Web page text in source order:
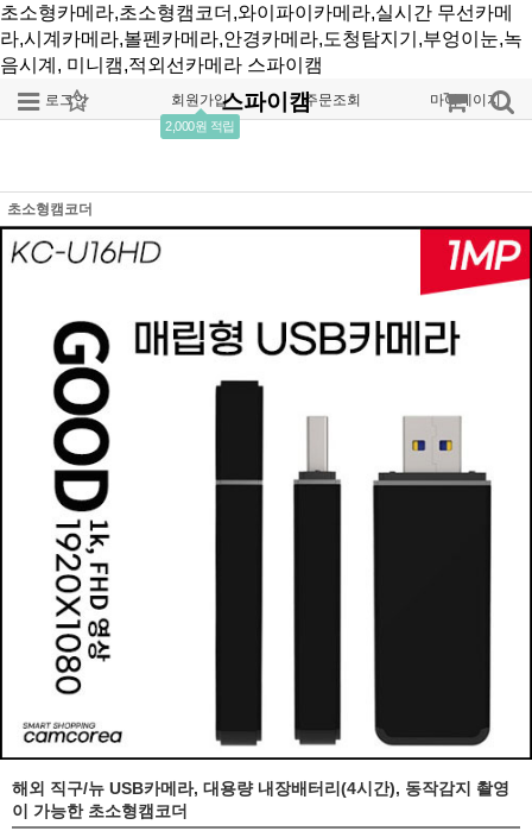
초소형카메라,초소형캠코더,와이파이카메라,실시간 무선카메
라,시계카메라,볼펜카메라,안경카메라,도청탐지기,부엉이눈,녹
음시계, 미니캠,적외선카메라 스파이캠
로그인 회원가입
2,000원 적립
주문조회 마이페이지
스파이캠
초소형캠코더
해외 직구/뉴 USB카메라, 대용량 내장배터리(4시간), 동작감지 촬영
이 가능한 초소형캠코더